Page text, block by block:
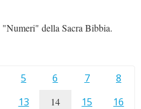
della Sacra Bibbia.
5 6 7
8
13 14 15
16